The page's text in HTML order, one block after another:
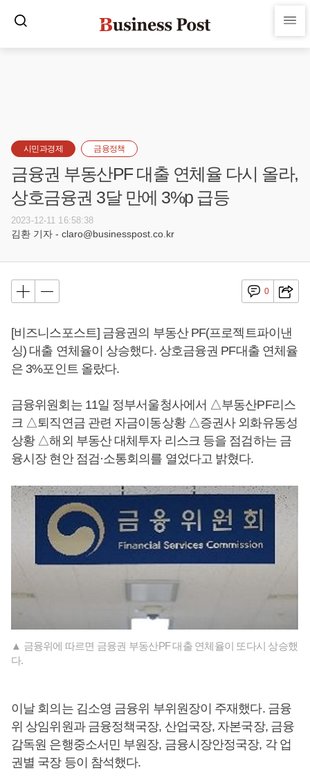
시민과경제 금융정책
금융권 부동산PF 대출 연체율 다시 올라,
상호금융권 3달 만에 3%p 급등
2023-12-11 16:58:38
김환 기자 - claro@businesspost.co.kr
0
[비즈니스포스트] 금융권의 부동산 PF(프로젝트파이낸
싱) 대출 연체율이 상승했다. 상호금융권 PF대출 연체율
은 3%포인트 올랐다.
금융위원회는 11일 정부서울청사에서 △부동산PF리스
크 △퇴직연금 관련 자금이동상황 △증권사 외화유동성
상황 △해외 부동산 대체투자 리스크 등을 점검하는 금
융시장 현안 점검·소통회의를 열었다고 밝혔다.
▲ 금융위에 따르면 금융권 부동산PF 대출 연체율이 또다시 상승했
다.
이날 회의는 김소영 금융위 부위원장이 주재했다. 금융
위 상임위원과 금융정책국장, 산업국장, 자본국장, 금융
감독원 은행중소서민 부원장, 금융시장안정국장, 각 업
권별 국장 등이 참석했다.